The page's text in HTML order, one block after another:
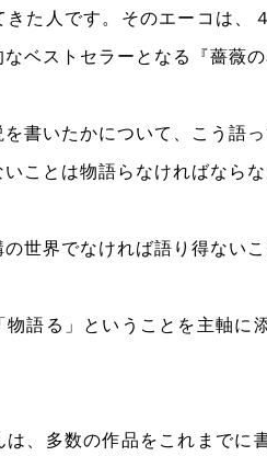
きた人です。そのエーコは、
ベストセラーとなる『薔薇の
書いたかについて、こう語っ
いことは物語らなければならな
世界でなければ語り得ない
物語る」ということを主軸に
は、多数の作品をこれまでに